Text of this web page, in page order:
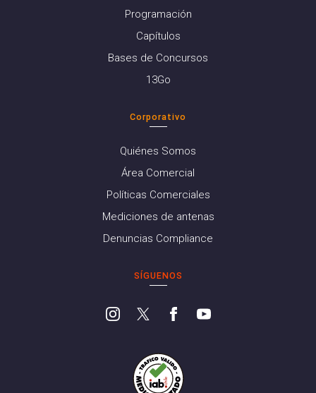
Programación
Capítulos
Bases de Concursos
13Go
Corporativo
Quiénes Somos
Área Comercial
Políticas Comerciales
Mediciones de antenas
Denuncias Compliance
SÍGUENOS